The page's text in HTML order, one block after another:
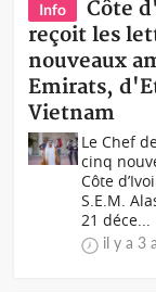
Info
Côte
reçoit les
nouveaux
Emirats,
Vietnam
Le Chef
cinq
Côte
S.E.M.
21 déce...
il y a 3